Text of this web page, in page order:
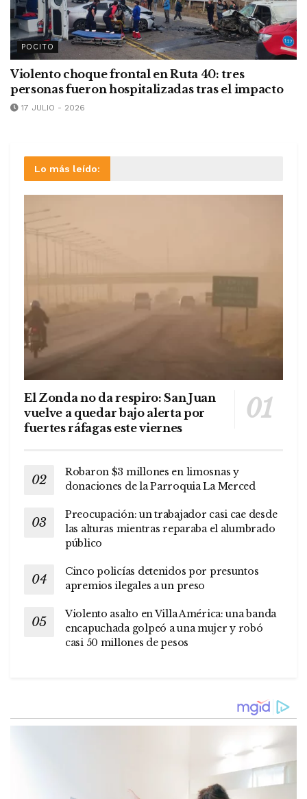
POCITO
Violento choque frontal en Ruta 40: tres
personas fueron hospitalizadas tras el impacto
17 JULIO - 2026
Lo más leído:
El Zonda no da respiro: San Juan
vuelve a quedar bajo alerta por
fuertes ráfagas este viernes
Robaron $3 millones en limosnas y
donaciones de la Parroquia La Merced
Preocupación: un trabajador casi cae desde
las alturas mientras reparaba el alumbrado
público
Cinco policías detenidos por presuntos
apremios ilegales a un preso
Violento asalto en Villa América: una banda
encapuchada golpeó a una mujer y robó
casi 50 millones de pesos